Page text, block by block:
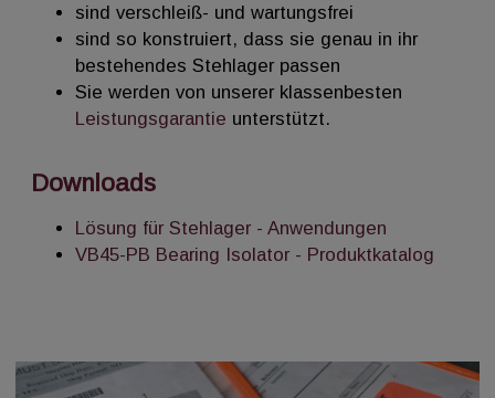
sind verschleiß- und wartungsfrei
sind so konstruiert, dass sie genau in ihr
bestehendes Stehlager passen
Sie werden von unserer klassenbesten
Leistungsgarantie unterstützt.
Downloads
Lösung für Stehlager - Anwendungen
VB45-PB Bearing Isolator - Produktkatalog